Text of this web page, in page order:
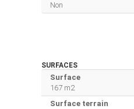
Non
SURFACES
Surface
167 m2
Surface terrain